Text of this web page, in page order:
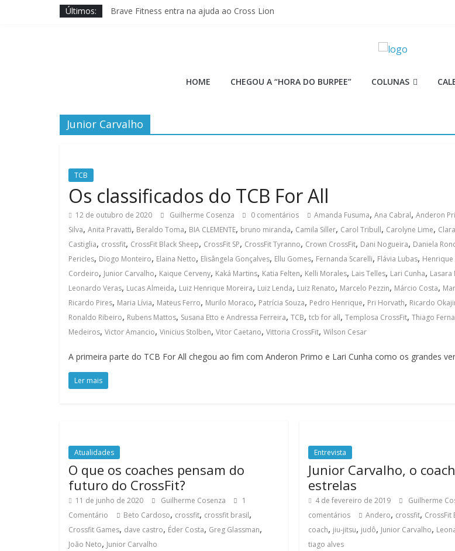
Últimos:
Brave Fitness entra na ajuda ao Cross Lion
Burpee
Hora
Burpee
HOME CHEGOU A “HORA DO BURPEE” COLUNAS
Junior Carvalho
TCB
Os classificados do TCB For All
12 de outubro de 2020 Guilherme Cosenza 0 comentários Amanda Fusuma, Ana Cabral, Anderon
Silva, Anita Pravatti, Beraldo Toma, BIA CLEMENTE, bruno miranda, Camila Siller, Carol Tribull, Carolyne Lime,
Castiglia, crossfit, CrossFit Black Sheep, CrossFit SP, CrossFit Tyranno, Crown CrossFit, Dani Nogueira, Daniela
Pericles, Diogo Monteiro, Elaina Netto, Elisângela Gonçalves, Ellu Gomes, Fernanda Scarelli, Flávia Lubas, Henrique
Cordeiro, Junior Carvalho, Kaique Cerveny, Kaká Martins, Katia Felten, Kelli Morales, Lais Telles, Lari Cunha, Lasara
Leonardo Veras, Lucas Almeida, Luiz Henrique Moreira, Luiz Lenda, Luiz Renato, Marcelo Pezzin, Márcio Costa,
Ricardo Pires, Maria Lívia, Mateus Ferro, Murilo Moraco, Patrícia Souza, Pedro Henrique, Pri Horvath, Ricardo
Ronaldo Ribeiro, Rubens Mattos, Susana Etto e Andressa Ferreira, TCB, tcb for all, Templosa CrossFit, Thiago
Medeiros, Victor Amancio, Vinicius Stolben, Vitor Caetano, Vittoria CrossFit, Wilson Cesar
A primeira parte do TCB For All chegou ao fim com Anderon Primo e Lari Cunha como os grandes
Ler mais
Atualidades
O que os coaches pensam do
futuro do CrossFit?
11 de junho de 2020 Guilherme Cosenza
1
Comentário
Beto Cardoso, crossfit, crossfit brasil,
Crossfit Games, dave castro, Éder Costa, Greg Glassman,
João Neto, Junior Carvalho
Entrevista
Junior Carvalho, o
estrelas
4 de fevereiro de 2019 Guilherme
comentários
Andero, crossfit, CrossFit
coach, jiu-jitsu, judô, Junior Carvalho,
tiago alves